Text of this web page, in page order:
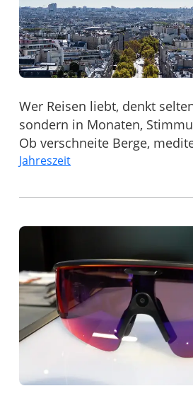
Wer Reisen liebt, denkt
sondern in Monaten,
Ob verschneite Berge,
Jahreszeit